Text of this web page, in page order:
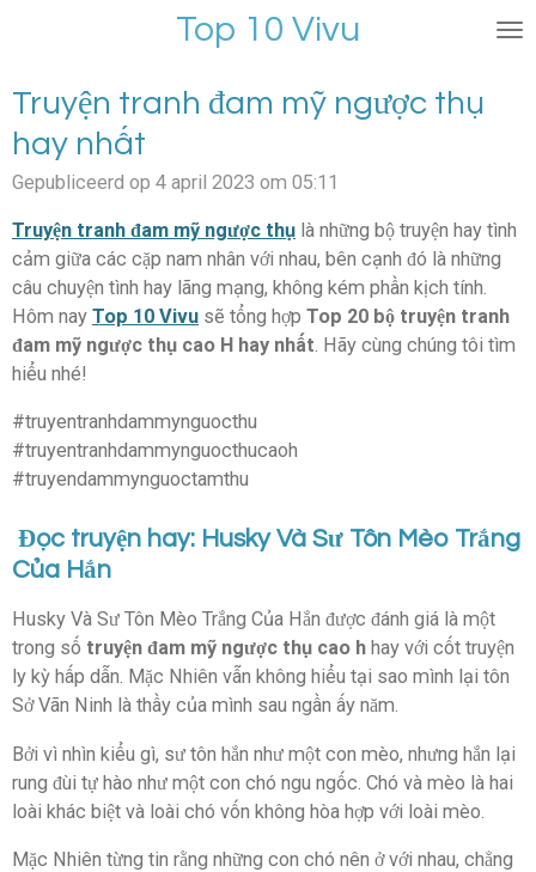
de
hoofdinhoud
Top 10 Vivu
Truyện tranh đam mỹ ngược thụ
hay nhất
Gepubliceerd op 4 april 2023 om 05:11
Truyện tranh đam mỹ ngược thụ là những bộ truyện hay tình
cảm giữa các cặp nam nhân với nhau, bên cạnh đó là những
câu chuyện tình hay lãng mạng, không kém phần kịch tính.
Hôm nay Top 10 Vivu sẽ tổng hợp Top 20 bộ truyện tranh
đam mỹ ngược thụ cao H hay nhất. Hãy cùng chúng tôi tìm
hiểu nhé!
#truyentranhdammynguocthu
#truyentranhdammynguocthucaoh
#truyendammynguoctamthu
Đọc truyện hay: Husky Và Sư Tôn Mèo Trắng
Của Hắn
Husky Và Sư Tôn Mèo Trắng Của Hắn được đánh giá là một
trong số truyện đam mỹ ngược thụ cao h hay với cốt truyện
ly kỳ hấp dẫn. Mặc Nhiên vẫn không hiểu tại sao mình lại tôn
Sở Vãn Ninh là thầy của mình sau ngần ấy năm.
Bởi vì nhìn kiểu gì, sư tôn hắn như một con mèo, nhưng hắn lại
rung đùi tự hào như một con chó ngu ngốc. Chó và mèo là hai
loài khác biệt và loài chó vốn không hòa hợp với loài mèo.
Mặc Nhiên từng tin rằng những con chó nên ở với nhau, chẳng